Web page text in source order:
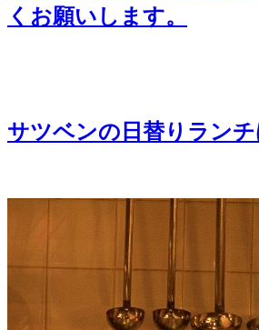
くお願いします。
サツベンの日替りランチ